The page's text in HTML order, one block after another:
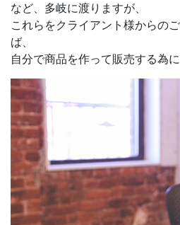
など、多岐に渡りますが、
これらをクライアント様からの
ば、
自分で商品を作って販売する為